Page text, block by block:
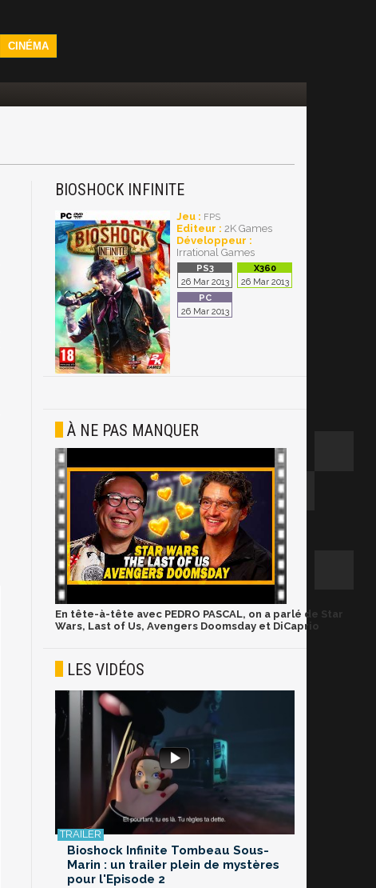
CINÉMA
BIOSHOCK INFINITE
Jeu : FPS
Editeur : 2K Games
Développeur :
Irrational Games
26 Mar 2013 26 Mar 2013
26 Mar 2013
À NE PAS MANQUER
En tête-à-tête avec PEDRO PASCAL, on a parlé de Star
Wars, Last of Us, Avengers Doomsday et DiCaprio
LES VIDÉOS
Bioshock Infinite Tombeau Sous-
Marin : un trailer plein de mystères
pour l'Episode 2